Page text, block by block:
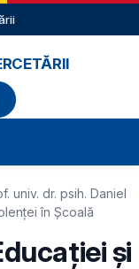
univ. dr. psih. Daniel
în Școală
și